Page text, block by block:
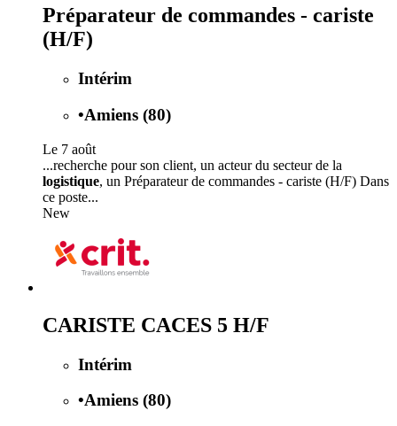
Préparateur de commandes - cariste
(H/F)
Intérim
•Amiens (80)
Le 7 août
...recherche pour son client, un acteur du secteur de la
logistique, un Préparateur de commandes - cariste (H/F) Dans
ce poste...
New
CARISTE CACES 5 H/F
Intérim
•Amiens (80)